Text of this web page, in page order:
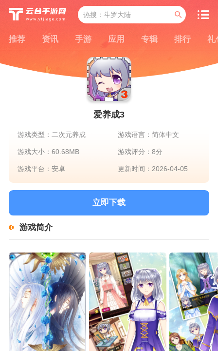
推荐 资讯 手游 应用 专辑 排行 礼
爱养成3
游戏类型：二次元养成 游戏语言：简体中文
游戏大小：60.68MB 游戏评分：8分
游戏平台：安卓 更新时间：2026-04-05
立即下载
游戏简介